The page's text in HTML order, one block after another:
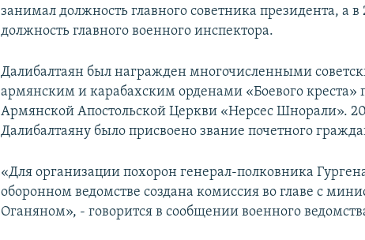
занимал должность главного советника президента, а
должность главного военного инспектора.
Далибалтаян был награжден многочисленными
армянским и карабахским орденами «Боевого креста»
Армянской Апостольской Церкви «Нерсес Шнорали».
Далибалтаяну было присвоено звание почетного
«Для организации похорон генерал-полковника
оборонном ведомстве создана комиссия во главе с
Оганяном», - говорится в сообщении военного